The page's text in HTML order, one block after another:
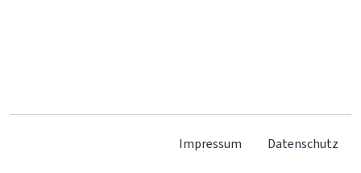
Impressum Datenschutz